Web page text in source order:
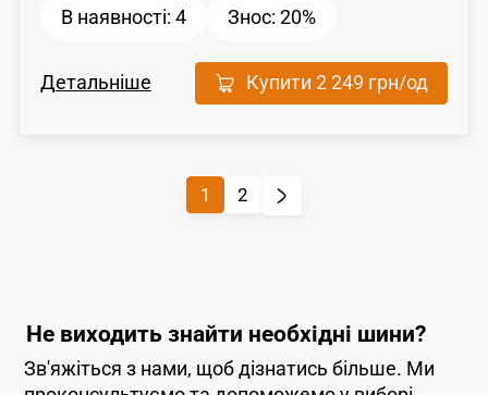
В наявності: 4 Знос:20%
Детальніше Купити2 249 грн/од
1 2
Не виходить знайти необхідні шини?
Зв'яжіться з нами, щоб дізнатись більше. Ми